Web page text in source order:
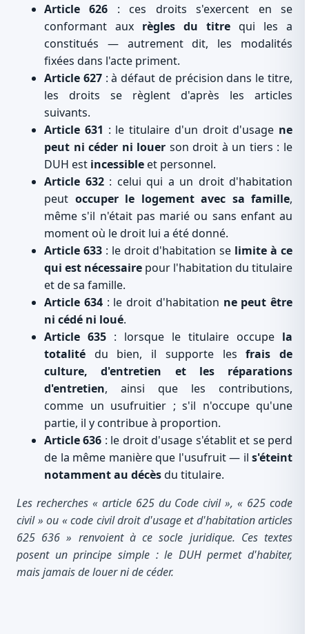
Article 626 : ces droits s'exercent en se
conformant aux règles du titre qui les a
constitués — autrement dit, les modalités
fixées dans l'acte priment.
Article 627: à défaut de précision dans le titre,
les droits se règlent d'après les articles
suivants.
Article 631 : le titulaire d'un droit d'usage ne
peut ni céder ni louer son droit à un tiers : le
DUH est incessible et personnel.
Article 632: celui qui a un droit d'habitation
peut occuper le logement avec sa famille,
même s'il n'était pas marié ou sans enfant au
moment où le droit lui a été donné.
Article 633: le droit d'habitation se limite à ce
qui est nécessaire pour l'habitation du titulaire
et de sa famille.
Article 634: le droit d'habitation ne peut être
ni cédé ni loué.
Article 635 : lorsque le titulaire occupe la
totalité du bien, il supporte lesfrais de
culture, d'entretien et les réparations
d'entretien, ainsi que les contributions,
comme un usufruitier ; s'il n'occupe qu'une
partie, il y contribue à proportion.
Article 636 : le droit d'usage s'établit et se perd
de la même manière que l'usufruit — il s'éteint
notamment au décèsdu titulaire.
Les recherches « article 625 du Code civil », « 625 code
civil » ou « code civil droit d'usage et d'habitation articles
625 636 » renvoient à ce socle juridique. Ces textes
posent un principe simple : le DUH permet d'habiter,
mais jamais de louer ni de céder.